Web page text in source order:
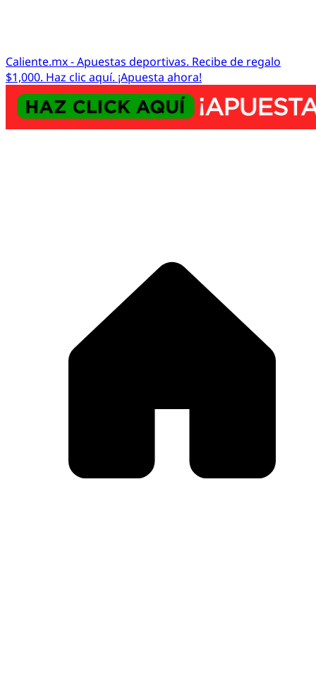
Caliente.mx - Apuestas deportivas. Recibe de regalo
$1,000. Haz clic aquí. ¡Apuesta ahora!